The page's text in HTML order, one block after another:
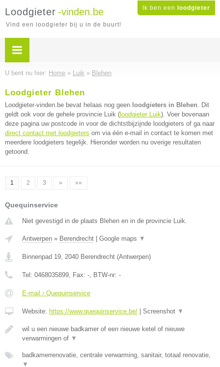
Ik ben een loodgieter
Loodgieter -vinden.be
Vind een loodgieter bij u in de buurt!
U bent nu hier: Home » Luik » Blehen
Loodgieter Blehen
Loodgieter-vinden.be bevat helaas nog geen loodgieters in Blehen. Dit
geldt ook voor de gehele provincie Luik ( loodgieter Luik). Voer bovenaan
deze pagina uw postcode in voor de dichtstbijzijnde loodgieters of ga naar
direct contact met loodgieters om via één e-mail in contact te komen met
meerdere loodgieters tegelijk. Hieronder worden nu overige resultaten
getoond.
1 2 3 » »»
Quequinservice
Niet gevestigd in de plaats Blehen en in de provincie Luik.
Antwerpen » Berendrecht Google maps ▼
Binnenpad 19, 2040 Berendrecht (Antwerpen)
Tel: 0468035899, Fax: -, BTW-nr: -
E-mail › Quequinservice
Website: https://www.quequinservice.be/ Screenshot ▼
wil u een nieuwe badkamer of een nieuwe ketel of nieuwe
verwarmingen of ▼
badkamerrenovatie, centrale verwarming, sanitair, totaal renovatie,
▼